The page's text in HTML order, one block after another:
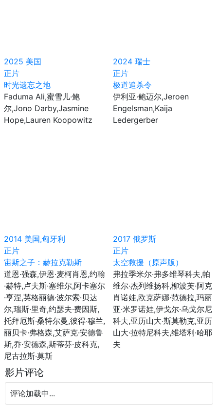
2025 美国
正片
时光遗忘之地
Faduma Ali,蜜雪儿·鲍
尔,Jono Darby,Jasmine
Hope,Lauren Koopowitz
2024 瑞士
正片
极道追杀令
伊利亚·鲍迈尔,Jeroen
Engelsman,Kaija
Ledergerber
2014 美国,匈牙利
正片
宙斯之子：赫拉克勒斯
道恩·强森,伊恩·麦柯肖恩,约翰
·赫特,卢夫斯·塞维尔,阿卡塞尔
·亨涅,英格丽德·波尔索·贝达
尔,瑞斯·里奇,约瑟夫·费因斯,
托拜厄斯·桑特尔曼,彼得·穆兰,
丽贝卡·弗格森,艾萨克·安德鲁
斯,乔·安德森,斯蒂芬·皮科克,
尼古拉斯·莫斯
2017 俄罗斯
正片
太空救援（原声版）
弗拉季米尔·弗多维琴科夫,帕
维尔·杰列维扬科,柳波芙·阿克
肖诺娃,欧克萨娜·范德拉,玛丽
亚·米罗诺娃,伊戈尔·乌戈尔尼
科夫,亚历山大·斯莫勒克,亚历
山大·拉特尼科夫,维塔利·哈耶
夫
影片评论
评论加载中...